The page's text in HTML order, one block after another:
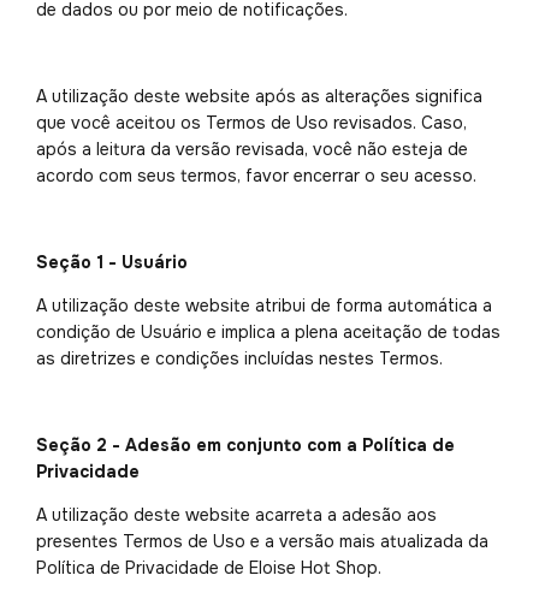
de dados ou por meio de notificações.
A utilização deste website após as alterações significa
que você aceitou os Termos de Uso revisados. Caso,
após a leitura da versão revisada, você não esteja de
acordo com seus termos, favor encerrar o seu acesso.
Seção 1 - Usuário
A utilização deste website atribui de forma automática a
condição de Usuário e implica a plena aceitação de todas
as diretrizes e condições incluídas nestes Termos.
Seção 2 - Adesão em conjunto com a Política de
Privacidade
A utilização deste website acarreta a adesão aos
presentes Termos de Uso e a versão mais atualizada da
Política de Privacidade de Eloise Hot Shop.